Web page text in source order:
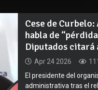
Cese de
habla de
Diputados
Apr 24 2026
El presidente del
administrativa tras el